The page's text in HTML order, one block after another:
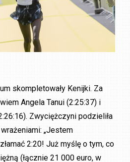
skompletowały Kenijki. Za
Angela Tanui (2:25:37) i
Zwyciężczyni podzieliła
„Jestem
2:20! Już myślę o tym, co
(łącznie 21 000 euro, w